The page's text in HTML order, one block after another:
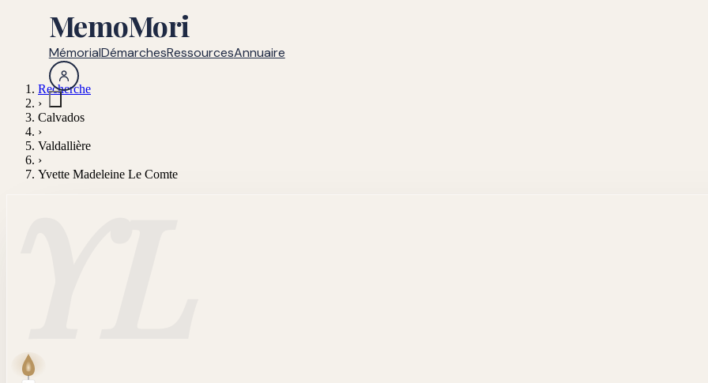
MemoMori
MémorialDémarchesRessourcesAnnuaire
Recherche
›
Calvados
›
Valdallière
›
Yvette Madeleine Le Comte